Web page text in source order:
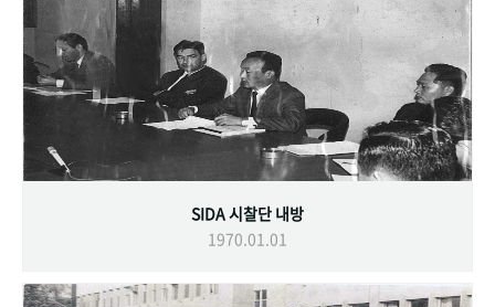
SIDA 시찰단 내방
1970.01.01